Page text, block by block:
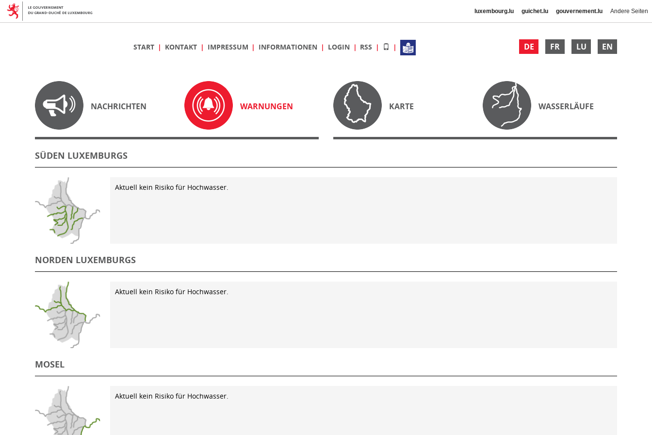
luxembourg.lu guichet.lu gouvernement.lu Andere Seiten
DE FR LU EN
START KONTAKT IMPRESSUM INFORMATIONEN LOGIN RSS
NACHRICHTEN WARNUNGEN KARTE WASSERLÄUFE
SÜDEN LUXEMBURGS
Aktuell kein Risiko für Hochwasser.
NORDEN LUXEMBURGS
Aktuell kein Risiko für Hochwasser.
MOSEL
Aktuell kein Risiko für Hochwasser.